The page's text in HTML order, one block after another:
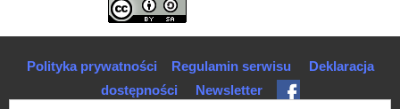
Polityka prywatności Regulamin serwisu
Deklaracja
dostępności
Newsletter